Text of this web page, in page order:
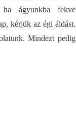
ha ágyunkba fekve
kérjük az égi áldást.
Mindezt pedig